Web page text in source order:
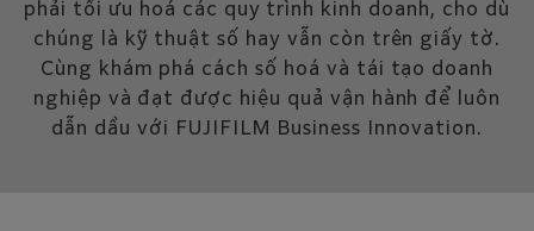
phải tối ưu hoá các quy trình kinh doanh, cho dù
chúng là kỹ thuật số hay vẫn còn trên giấy tờ.
Cùng khám phá cách số hoá và tái tạo doanh
nghiệp và đạt được hiệu quả vận hành để luôn
dẫn dầu với FUJIFILM Business Innovation.